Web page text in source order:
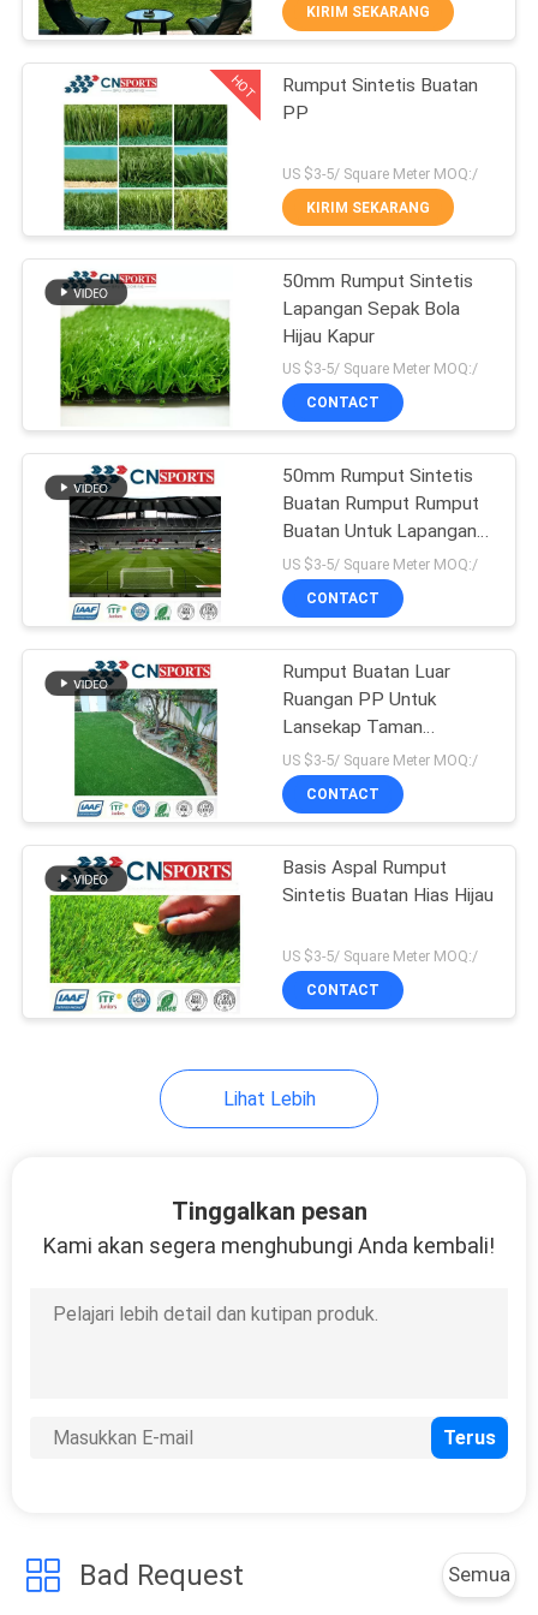
KUALITAS
HUBUNGI
KAMI
PERMINTAAN
PENAWARAN
SITEMAP
PRIVACY
POLICY
Lintasan Lari
Sintetis
Lantai olahraga PVC
24
Lantai SPU
82
Lantai Lapangan
Basket Sintetis
137
Lantai Lapangan
Tenis
Lantai Epoxy Parkir
KIRIM SEKARANG
HOT
Rumput Sintetis Buatan
PP
US $3-5/ Square Meter MOQ:/
KIRIM SEKARANG
50mm Rumput Sintetis
Lapangan Sepak Bola
Hijau Kapur
US $3-5/ Square Meter MOQ:/
CONTACT
50mm Rumput Sintetis
Buatan Rumput Rumput
Buatan Untuk Lapangan
Olahraga
US $3-5/ Square Meter MOQ:/
CONTACT
Rumput Buatan Luar
Ruangan PP Untuk
Lansekap Taman
Bermain Tenis Sepak
Bola
US $3-5/ Square Meter MOQ:/
CONTACT
Basis Aspal Rumput
Sintetis Buatan Hias Hijau
US $3-5/ Square Meter MOQ:/
CONTACT
Lihat Lebih
Tinggalkan pesan
Kami akan segera menghubungi Anda kembali!
Bad Request Semua